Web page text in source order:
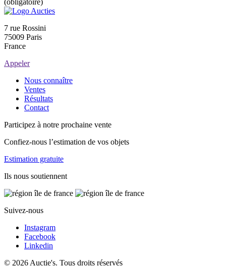
(obligatoire)
7 rue Rossini
75009 Paris
France
Appeler
Nous connaître
Ventes
Résultats
Contact
Participez à notre prochaine vente
Confiez-nous l’estimation de vos objets
Estimation gratuite
Ils nous soutiennent
Suivez-nous
Instagram
Facebook
Linkedin
© 2026 Auctie's. Tous droits réservés